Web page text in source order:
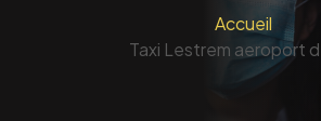
Accueil
Taxi Lestrem aeroport